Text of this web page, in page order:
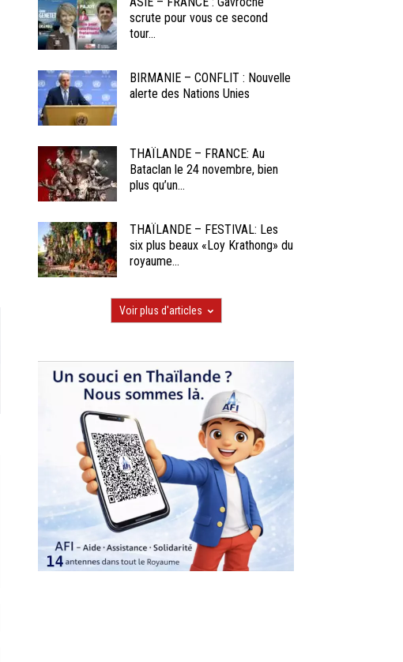
scrute pour vous ce second
tour...
BIRMANIE – CONFLIT : Nouvelle
alerte des Nations Unies
THAÏLANDE – FRANCE: Au
Bataclan le 24 novembre, bien
plus qu’un...
THAÏLANDE – FESTIVAL: Les
six plus beaux «Loy Krathong» du
royaume...
Voir plus d'articles